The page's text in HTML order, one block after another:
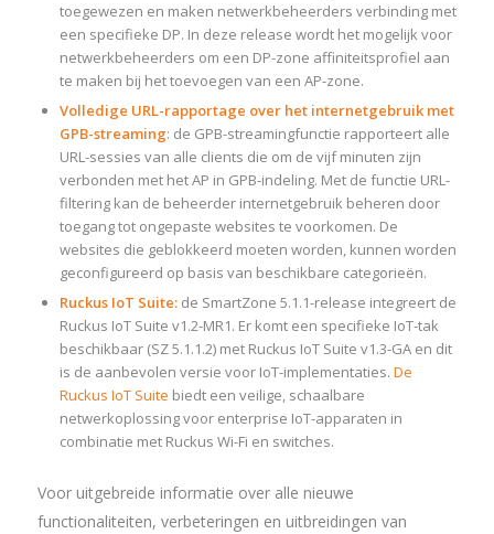
toegewezen en maken netwerkbeheerders verbinding met
een specifieke DP. In deze release wordt het mogelijk voor
netwerkbeheerders om een DP-zone affiniteitsprofiel aan
te maken bij het toevoegen van een AP-zone.
Volledige URL-rapportage over het internetgebruik met
GPB-streaming: de GPB-streamingfunctie rapporteert alle
URL-sessies van alle clients die om de vijf minuten zijn
verbonden met het AP in GPB-indeling. Met de functie URL-
filtering kan de beheerder internetgebruik beheren door
toegang tot ongepaste websites te voorkomen. De
websites die geblokkeerd moeten worden, kunnen worden
geconfigureerd op basis van beschikbare categorieën.
Ruckus IoT Suite:de SmartZone 5.1.1-release integreert de
Ruckus IoT Suite v1.2-MR1. Er komt een specifieke IoT-tak
beschikbaar (SZ 5.1.1.2) met Ruckus IoT Suite v1.3-GA en dit
is de aanbevolen versie voor IoT-implementaties. De
Ruckus IoT Suite biedt een veilige, schaalbare
netwerkoplossing voor enterprise IoT-apparaten in
combinatie met Ruckus Wi-Fi en switches.
Voor uitgebreide informatie over alle nieuwe
functionaliteiten, verbeteringen en uitbreidingen van